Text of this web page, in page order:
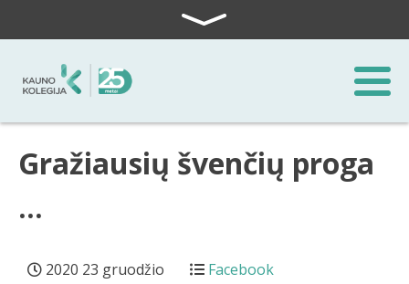
Gražiausių švenčių proga
…
2020 23 gruodžio Facebook